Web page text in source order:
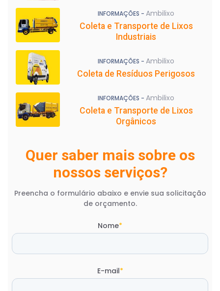
INFORMAÇÕES - Ambilixo
Coleta e Transporte de Lixos
Industriais
INFORMAÇÕES - Ambilixo
Coleta de Resíduos Perigosos
INFORMAÇÕES - Ambilixo
Coleta e Transporte de Lixos
Orgânicos
Quer saber mais sobre os
nossos serviços?
Preencha o formulário abaixo e envie sua solicitação
de orçamento.
Nome*
E-mail*